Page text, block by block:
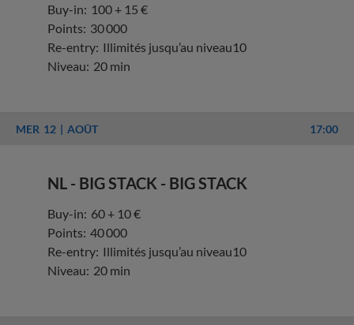
Buy-in: 100 + 15 €
Points: 30 000
Re-entry: Illimités jusqu’au niveau10
Niveau: 20 min
MER 12 AOÛT 17:00
NL - BIG STACK - BIG STACK
Buy-in: 60 + 10 €
Points: 40 000
Re-entry: Illimités jusqu’au niveau10
Niveau: 20 min